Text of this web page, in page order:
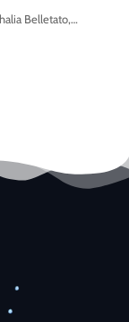
Belletato,…